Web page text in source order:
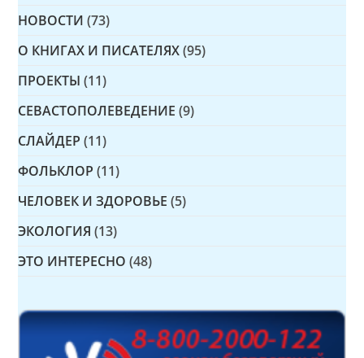
НОВОСТИ (73)
О КНИГАХ И ПИСАТЕЛЯХ (95)
ПРОЕКТЫ (11)
СЕВАСТОПОЛЕВЕДЕНИЕ (9)
СЛАЙДЕР (11)
ФОЛЬКЛОР (11)
ЧЕЛОВЕК И ЗДОРОВЬЕ (5)
ЭКОЛОГИЯ (13)
ЭТО ИНТЕРЕСНО (48)